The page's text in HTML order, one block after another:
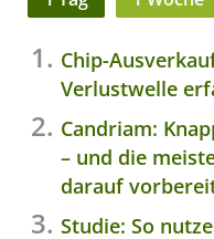
Chip-
Verlustwelle
Candriam:
– und die
darauf
Studie: So